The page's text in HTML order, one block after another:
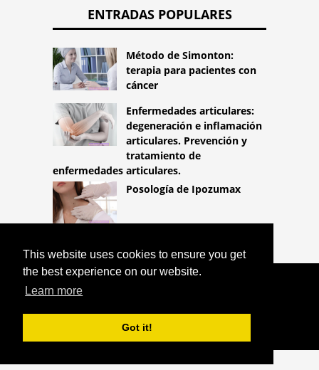
This website uses cookies to ensure you get
the best experience on our website.
Learn more
Got it!
ENTRADAS POPULARES
Método de Simonton:
terapia para pacientes con
cáncer
Enfermedades articulares:
degeneración e inflamación
articulares. Prevención y
tratamiento de
enfermedades articulares.
Posología de Ipozumax
HTTPS://LIFESTYLEMED.NET
PARA UÑAS QUEBRADIZAS